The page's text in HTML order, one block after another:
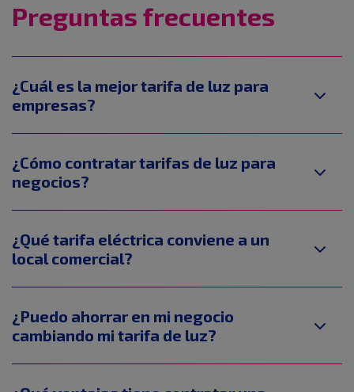
Preguntas frecuentes
¿Cuál es la mejor tarifa de luz para
empresas?
¿Cómo contratar tarifas de luz para
negocios?
¿Qué tarifa eléctrica conviene a un
local comercial?
¿Puedo ahorrar en mi negocio
cambiando mi tarifa de luz?